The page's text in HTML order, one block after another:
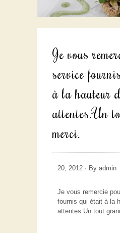
Je vous
service
à la hauteur
attentes.Un
merci.
20, 2012 · By admin
Je vous remercie
fournis qui était à la
attentes.Un tout